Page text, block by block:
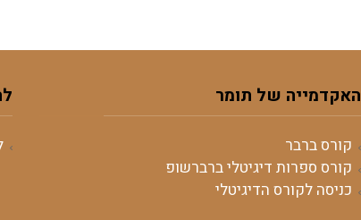
האקדמייה של תומר
קורס ברבר
קורס ספרות דיגיטלי ברברשופ
כניסה לקורס הדיגיטלי